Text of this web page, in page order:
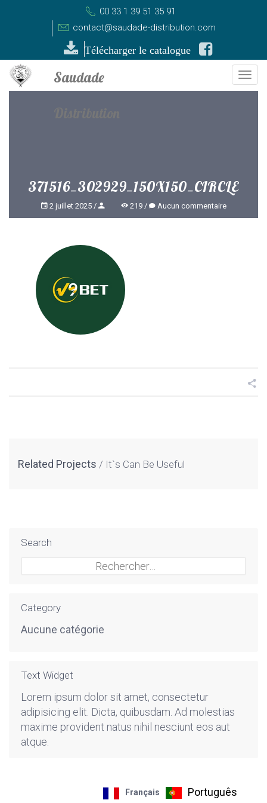
00 33 1 39 51 35 91
contact@saudade-distribution.com
Télécharger le catalogue
371516_302929_150X150_CIRCLE
2 juillet 2025 219 Aucun commentaire
Related Projects It`s Can Be Useful
Search
Category
Aucune catégorie
Text Widget
Lorem ipsum dolor sit amet, consectetur
adipisicing elit. Dicta, quibusdam. Ad molestias
maxime provident natus nihil nesciunt eos aut
atque.
Français Português